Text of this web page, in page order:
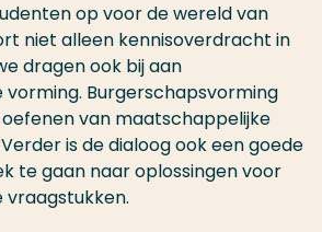
op voor de wereld van
niet alleen kennisoverdracht in
dragen ook bij aan
Burgerschapsvorming
van maatschappelijke
is de dialoog ook een goede
te gaan naar oplossingen voor